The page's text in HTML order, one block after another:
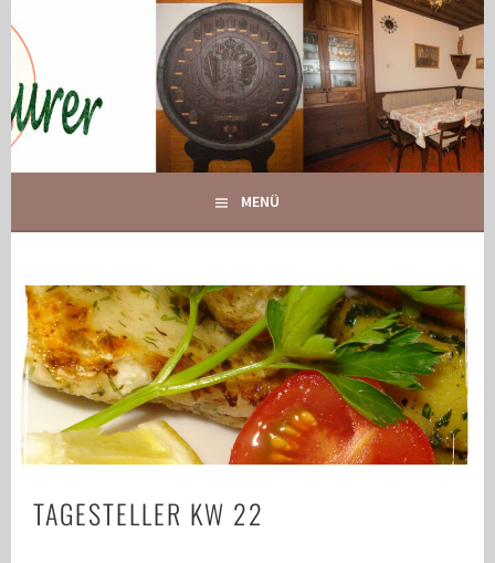
zum
Inhalt
GASTHOF MAURER
IHR GASTHOF IN GLOGGNITZ
MENÜ
TAGESTELLER KW 22